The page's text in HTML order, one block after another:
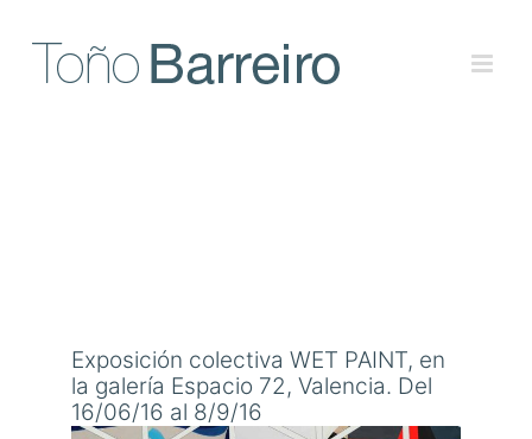
Exposición colectiva WET PAINT, en
la galería Espacio 72, Valencia. Del
16/06/16 al 8/9/16